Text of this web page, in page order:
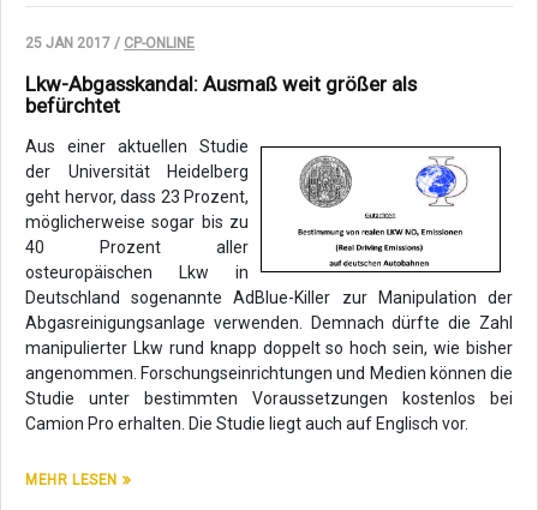
25 JAN 2017 / CP-ONLINE
Lkw-Abgasskandal: Ausmaß weit größer als
befürchtet
Aus einer aktuellen Studie
der Universität Heidelberg
geht hervor, dass 23 Prozent,
möglicherweise sogar bis zu
40 Prozent aller
osteuropäischen Lkw in
Deutschland sogenannte AdBlue-Killer zur Manipulation der
Abgasreinigungsanlage verwenden. Demnach dürfte die Zahl
manipulierter Lkw rund knapp doppelt so hoch sein, wie bisher
angenommen. Forschungseinrichtungen und Medien können die
Studie unter bestimmten Voraussetzungen kostenlos bei
Camion Pro erhalten. Die Studie liegt auch auf Englisch vor.
MEHR LESEN